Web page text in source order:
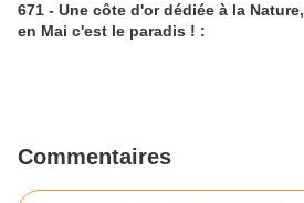
671 - Une côte d'or dédiée à la Nature,
en Mai c'est le paradis ! :
Commentaires